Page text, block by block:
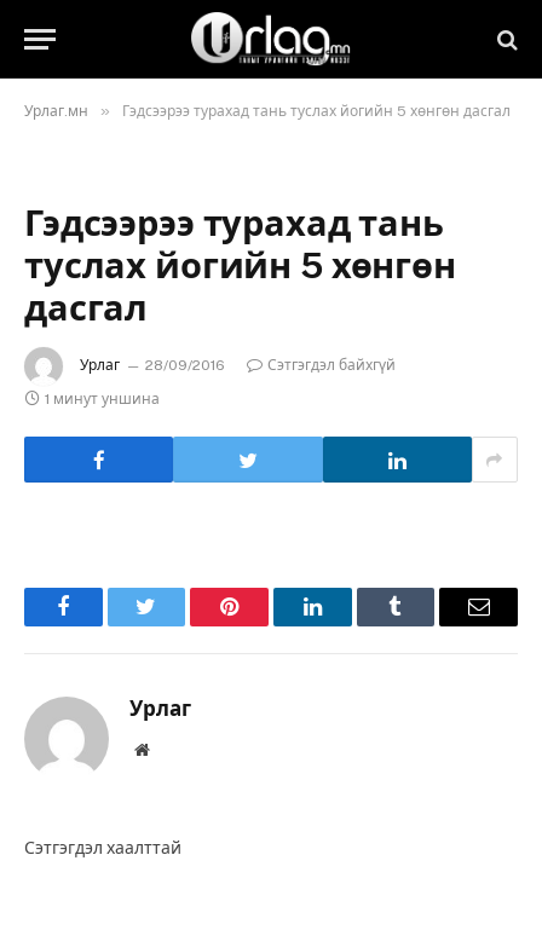
Урлаг.мн » Гэдсээрээ турахад тань туслах йогийн 5 хөнгөн дасгал
Гэдсээрээ турахад тань
туслах йогийн 5 хөнгөн
дасгал
Урлаг 28/09/2016
Сэтгэгдэл байхгүй
1 минут уншина
FacebookTwitter Pinterest LinkedInTumblr Имэйл
Урлаг
Вэбсайт
Сэтгэгдэл хаалттай